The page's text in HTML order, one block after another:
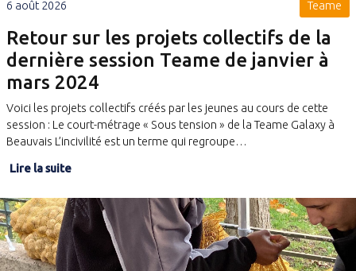
6 août 2026 Teame
Retour sur les projets collectifs de la
dernière session Teame de janvier à
mars 2024
Voici les projets collectifs créés par les jeunes au cours de cette
session : Le court-métrage « Sous tension » de la Teame Galaxy à
Beauvais L’incivilité est un terme qui regroupe…
Lire la suite